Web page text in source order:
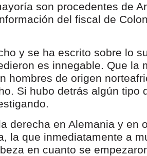
son procedentes de
del fiscal de
y se ha escrito sobre lo
es innegable. Que la
hombres de origen
Si hubo detrás algún tipo
derecha en Alemania y en
la que inmediatamente a
en cuanto se